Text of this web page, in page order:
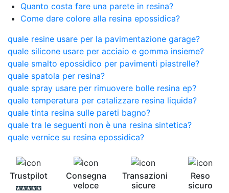
Quanto costa fare una parete in resina?
Come dare colore alla resina epossidica?
quale resine usare per la pavimentazione garage?
quale silicone usare per acciaio e gomma insieme?
quale smalto epossidico per pavimenti piastrelle?
quale spatola per resina?
quale spray usare per rimuovere bolle resina ep?
quale temperatura per catalizzare resina liquida?
quale tinta resina sulle pareti bagno?
quale tra le seguenti non è una resina sintetica?
quale vernice su resina epossidica?
Trustpilot
Consegna
veloce
Transazioni
sicure
Reso
sicuro